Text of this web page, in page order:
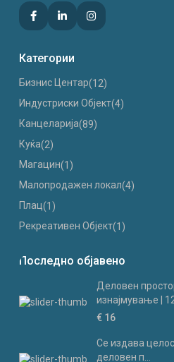
Категории
Бизнис Центар(12)
Индустриски Oбјект(4)
Канцеларија(89)
Куќа(2)
Магацин(1)
Малопродажен локал(4)
Плац(1)
Рекреативен Објект(1)
Последно објавено
Деловен
изнајмување |
€ 16
Се издава
деловен п...